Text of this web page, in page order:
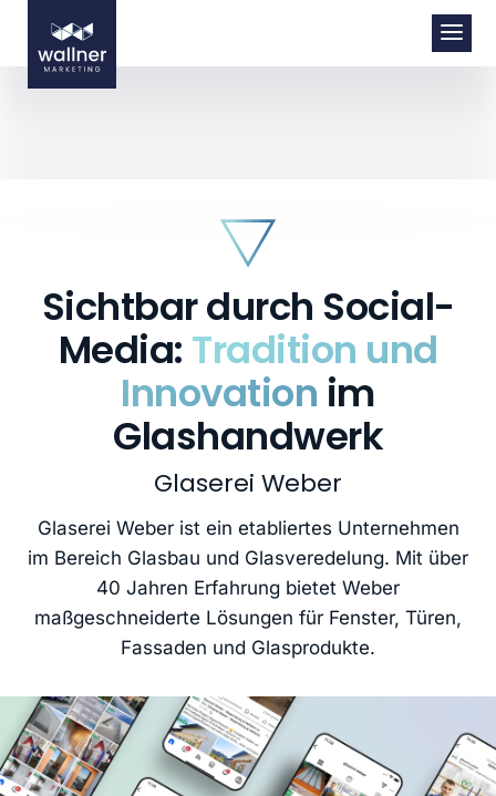
KONTAKT
Sichtbar durch Social-
Media: Tradition und
Innovation im
Glashandwerk
Glaserei Weber
Glaserei Weber ist ein etabliertes Unternehmen
im Bereich Glasbau und Glasveredelung. Mit über
40 Jahren Erfahrung bietet Weber
maßgeschneiderte Lösungen für Fenster, Türen,
Fassaden und Glasprodukte.